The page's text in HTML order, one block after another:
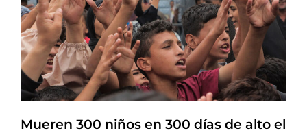
Mueren 300 niños en 300 días de alto el